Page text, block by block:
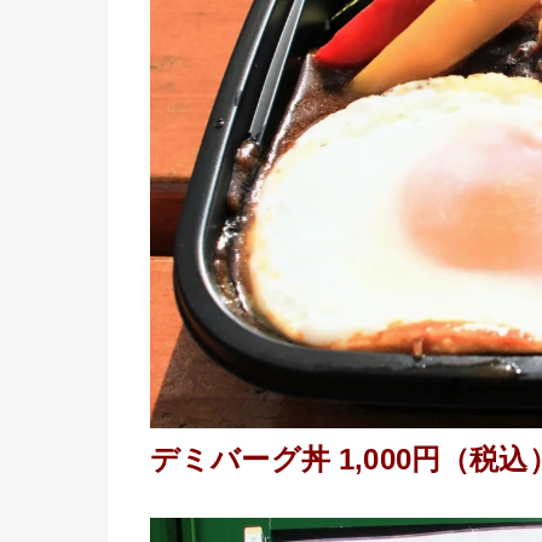
デミバーグ丼 1,000円（税込